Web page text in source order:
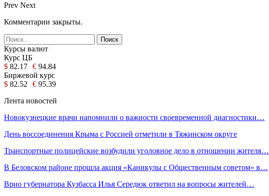
Prev Next
Комментарии закрыты.
Курсы валют
Курс ЦБ
$ 82.17 € 94.84
Биржевой курс
$ 82.52 € 95.39
Лента новостей
Новокузнецкие врачи напомнили о важности своевременной диагностики…
День воссоединения Крыма с Россией отметили в Тяжинском округе
Транспортные полицейские возбудили уголовное дело в отношении жителя…
В Беловском районе прошла акция «Каникулы с Общественным советом» в…
Врио губернатора Кузбасса Илья Середюк ответил на вопросы жителей…